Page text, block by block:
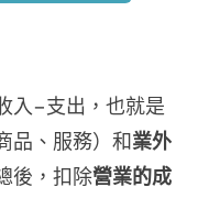
入−支出，也就是
品、服務）和業外
後，扣除營業的成